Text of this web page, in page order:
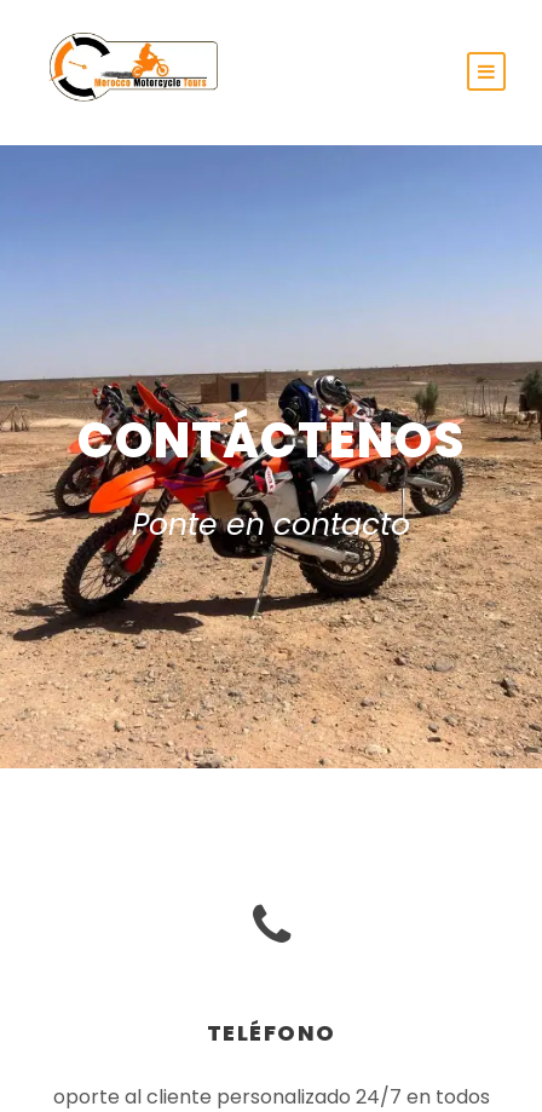
CONTÁCTENOS
Ponte en contacto
TELÉFONO
oporte al cliente personalizado 24/7 en todos